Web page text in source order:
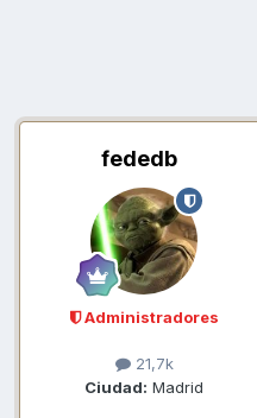
fededb
Administradores
21,7k
Ciudad: Madrid